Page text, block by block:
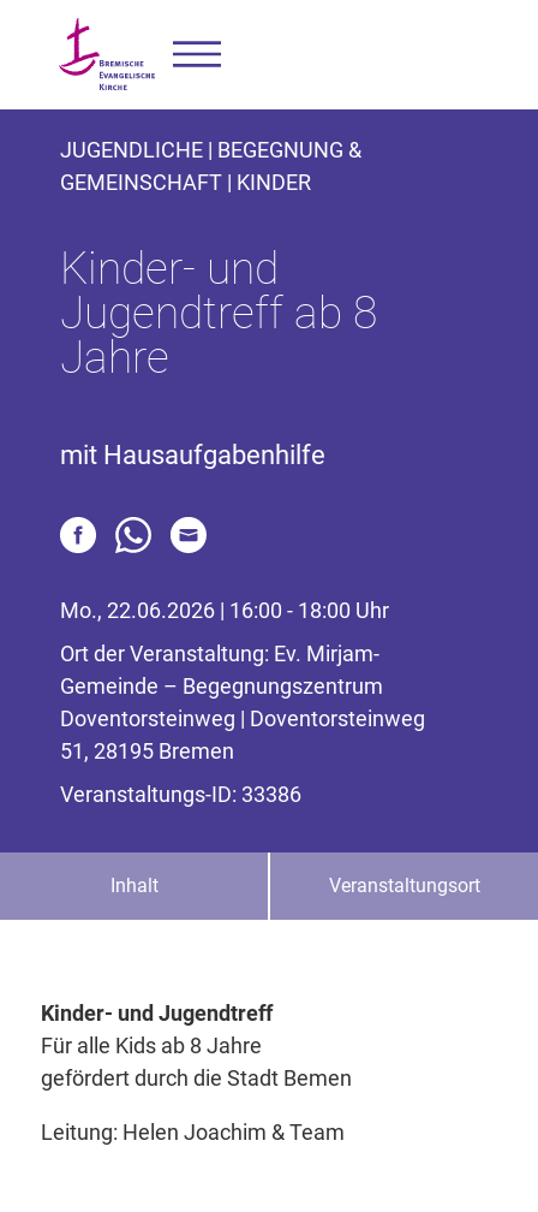
JUGENDLICHE | BEGEGNUNG &
GEMEINSCHAFT | KINDER
Kinder- und
Jugendtreff ab 8
Jahre
mit Hausaufgabenhilfe
Mo., 22.06.2026 | 16:00 - 18:00 Uhr
Ort der Veranstaltung: Ev. Mirjam-
Gemeinde – Begegnungszentrum
Doventorsteinweg | Doventorsteinweg
51, 28195 Bremen
Veranstaltungs-ID: 33386
Inhalt Veranstaltungsort
Kinder- und Jugendtreff
Für alle Kids ab 8 Jahre
gefördert durch die Stadt Bemen
Leitung: Helen Joachim & Team